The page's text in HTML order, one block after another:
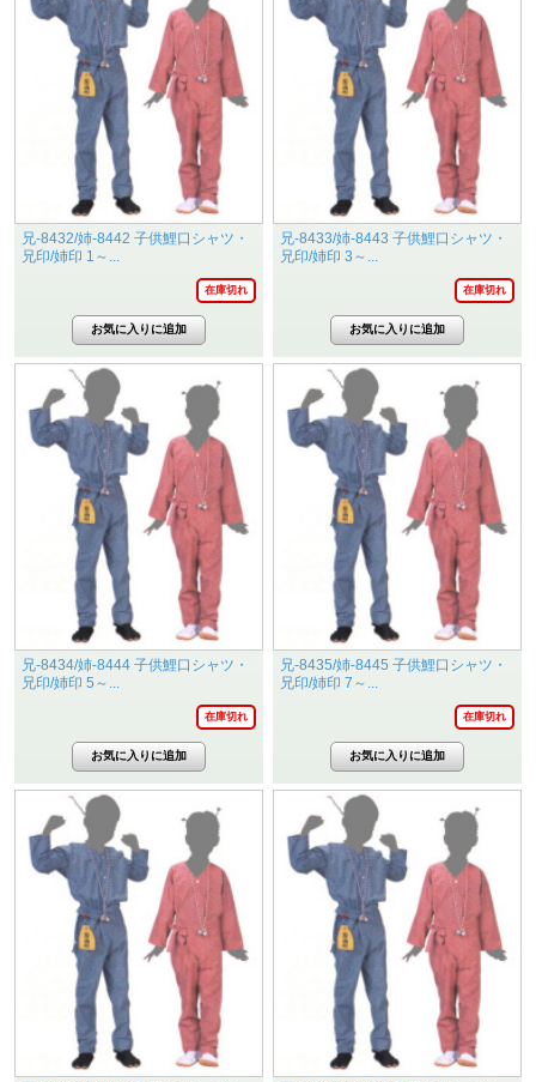
兄-8432/姉-8442 子供鯉口シャツ・
兄印/姉印 1～...
在庫切れ
兄-8433/姉-8443 子供鯉口シャツ・
兄印/姉印 3～...
在庫切れ
兄-8434/姉-8444 子供鯉口シャツ・
兄印/姉印 5～...
在庫切れ
兄-8435/姉-8445 子供鯉口シャツ・
兄印/姉印 7～...
在庫切れ